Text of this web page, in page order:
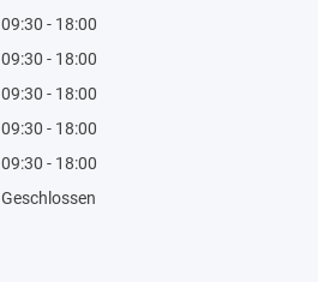
09:30 - 18:00
09:30 - 18:00
09:30 - 18:00
09:30 - 18:00
09:30 - 18:00
Geschlossen